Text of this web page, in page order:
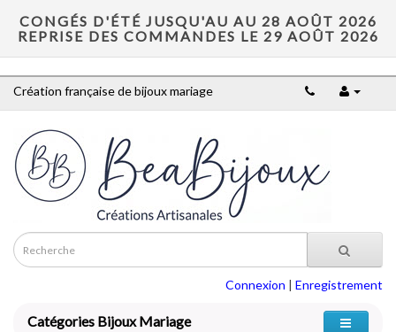
CONGÉS D'ÉTÉ JUSQU'AU AU 28 AOÛT 2026
REPRISE DES COMMANDES LE 29 AOÛT 2026
Création française de bijoux mariage
Connexion | Enregistrement
Catégories Bijoux Mariage